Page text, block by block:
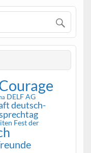
DELF AG
deutsch-
Fest der